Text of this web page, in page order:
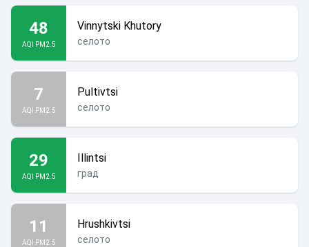
48
AQI PM2.5
Vinnytski Khutory
селото
7
AQI PM2.5
Pultivtsi
селото
29
AQI PM2.5
Illintsi
град
11
AQI PM2.5
Hrushkivtsi
селото